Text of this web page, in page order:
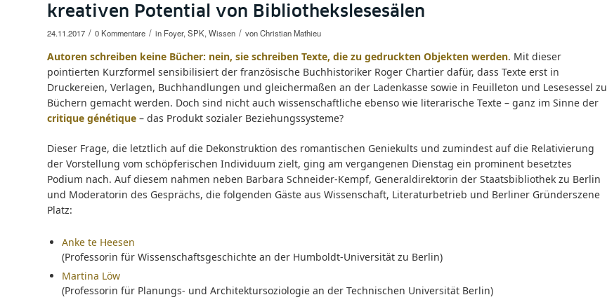
kreativen Potential von Bibliothekslesesälen
24.11.2017 / 0 Kommentare / in Foyer, SPK, Wissen / vonChristian Mathieu
Autoren schreiben keine Bücher: nein, sie schreiben Texte, die zu gedruckten Objekten werden. Mit dieser
pointierten Kurzformel sensibilisiert der französische Buchhistoriker Roger Chartier dafür, dass Texte erst in
Druckereien, Verlagen, Buchhandlungen und gleichermaßen an der Ladenkasse sowie in Feuilleton und Lesesessel zu
Büchern gemacht werden. Doch sind nicht auch wissenschaftliche ebenso wie literarische Texte – ganz im Sinne der
critique génétique – das Produkt sozialer Beziehungssysteme?
Dieser Frage, die letztlich auf die Dekonstruktion des romantischen Geniekults und zumindest auf die Relativierung
der Vorstellung vom schöpferischen Individuum zielt, ging am vergangenen Dienstag ein prominent besetztes
Podium nach. Auf diesem nahmen neben Barbara Schneider-Kempf, Generaldirektorin der Staatsbibliothek zu Berlin
und Moderatorin des Gesprächs, die folgenden Gäste aus Wissenschaft, Literaturbetrieb und Berliner Gründerszene
Platz:
Anke te Heesen
(Professorin für Wissenschaftsgeschichte an der Humboldt-Universität zu Berlin)
Martina Löw
(Professorin für Planungs- und Architektursoziologie an der Technischen Universität Berlin)